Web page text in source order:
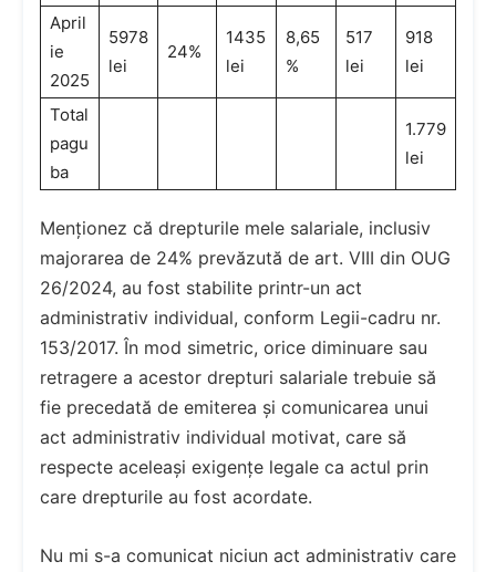
April
ie
2025
5978
lei
24%
1435
lei
8,65
%
517
lei
918
lei
Total
pagu
ba
1.779
lei
Menționez că drepturile mele salariale, inclusiv
majorarea de 24% prevăzută de art. VIII din OUG
26/2024, au fost stabilite printr-un act
administrativ individual, conform Legii-cadru nr.
153/2017. În mod simetric, orice diminuare sau
retragere a acestor drepturi salariale trebuie să
fie precedată de emiterea și comunicarea unui
act administrativ individual motivat, care să
respecte aceleași exigențe legale ca actul prin
care drepturile au fost acordate.
Nu mi s-a comunicat niciun act administrativ care